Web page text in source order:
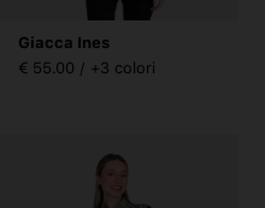
Giacca Ines
€ 55.00 / +3 colori